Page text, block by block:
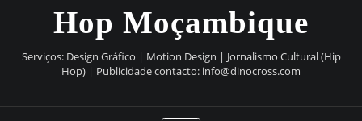
Hop Moçambique
Serviços: Design Gráfico | Motion Design | Jornalismo Cultural (Hip
Hop) | Publicidade contacto: info@dinocross.com